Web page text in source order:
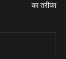
का तरीका